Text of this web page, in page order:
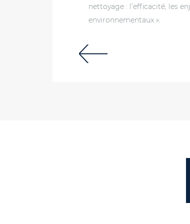
nettoyage : l’efficacité, les
environnementaux ».